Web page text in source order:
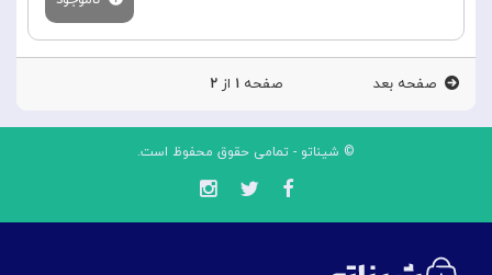
صفحه بعد صفحه ۱ از ۲
© شیناتو - تمامی حقوق محفوظ است.